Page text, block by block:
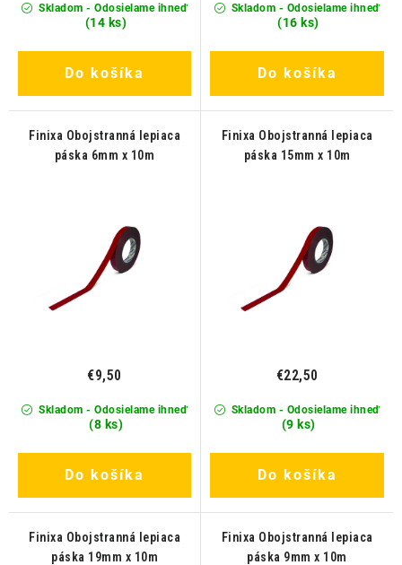
Skladom - Odosielame ihneď
(14 ks)
Do košíka
Skladom - Odosielame ihneď
(16 ks)
Do košíka
Finixa Obojstranná lepiaca
páska 6mm x 10m
Skladom - Odosielame ihneď
(8 ks)
€9,50
Do košíka
Finixa Obojstranná lepiaca
páska 15mm x 10m
Skladom - Odosielame ihneď
(9 ks)
€22,50
Do košíka
Finixa Obojstranná lepiaca
páska 19mm x 10m
Finixa Obojstranná lepiaca
páska 9mm x 10m